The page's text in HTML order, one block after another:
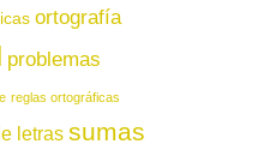
ortografía
problemas
reglas ortográficas
letras sumas